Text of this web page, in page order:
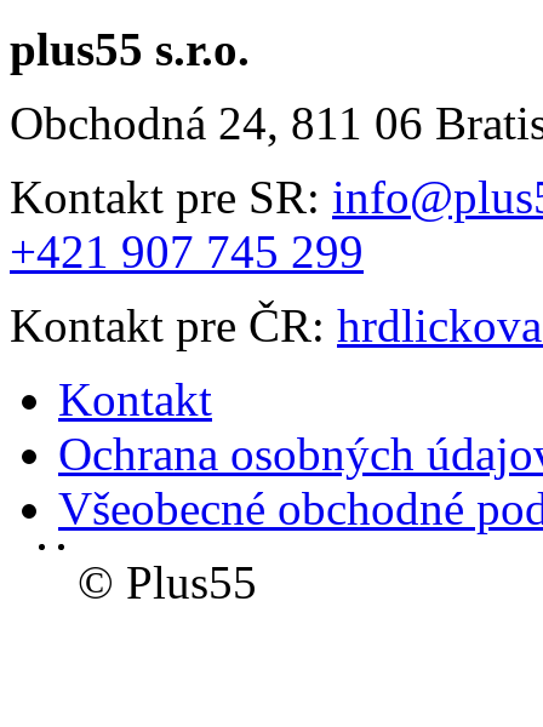
plus55 s.r.o.
Obchodná 24, 811 06
Kontakt pre SR:
+421 907 745 299
Kontakt pre ČR:
Kontakt
Ochrana osobných
Všeobecné obchodné
© Plus55